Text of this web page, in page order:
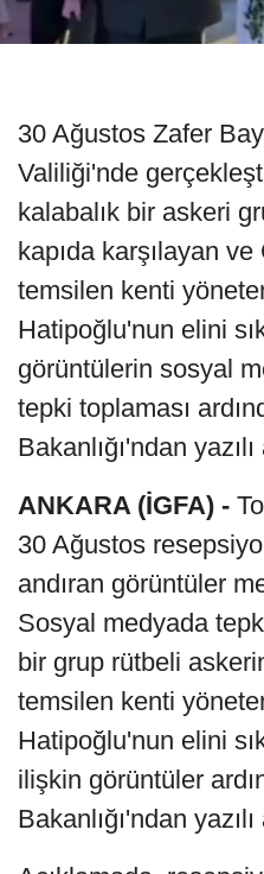
30 Ağustos Zafer
Valiliği'nde
kalabalık bir askeri
kapıda karşılayan ve
temsilen kenti
Hatipoğlu'nun elini
görüntülerin sosyal
tepki toplaması
Bakanlığı'ndan
ANKARA (İGFA) -
30 Ağustos
andıran görüntüler
Sosyal medyada
bir grup rütbeli
temsilen kenti
Hatipoğlu'nun elini
ilişkin görüntüler
Bakanlığı'ndan